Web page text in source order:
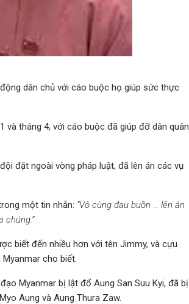
dân chủ với cáo buộc họ giúp sức thực
tháng 4, với cáo buộc đã giúp đỡ dân quân
đặt ngoài vòng pháp luật, đã lên án các vụ
một tin nhắn: “Vô cùng đau buồn … lên án
chúng.”
biết đến nhiều hơn với tên Jimmy, và cựu
cho biết.
Myanmar bị lật đổ Aung San Suu Kyi, đã bị
Aung và Aung Thura Zaw.